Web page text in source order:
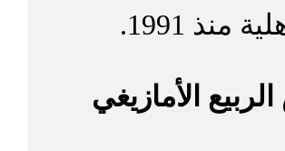
منذ 1991.
الأمازيغي